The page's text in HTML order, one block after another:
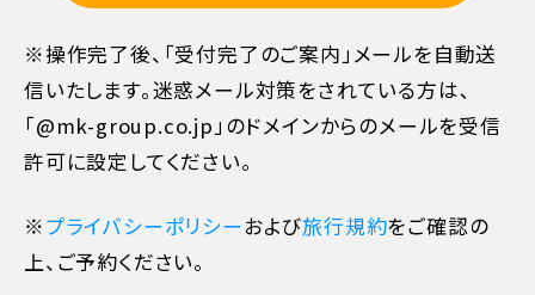
11日目に当たる日以前
※操作完了後、「受付完了のご案内」メールを自動送
信いたします。迷惑メール対策をされている方は､
「@mk-group.co.jp」のドメインからのメールを受信
許可に設定してください。
※プライバシーポリシーおよび旅行規約をご確認の
上、ご予約ください。